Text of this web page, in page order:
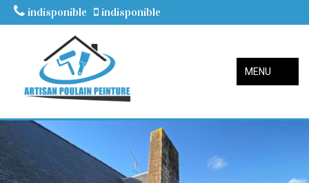
indisponible indisponible
MENU